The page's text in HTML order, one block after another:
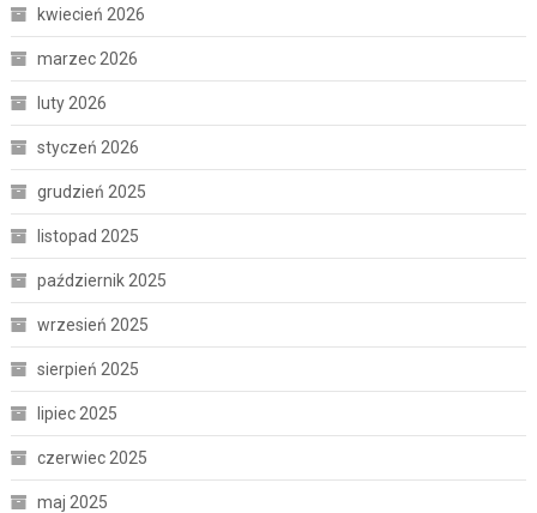
kwiecień 2026
marzec 2026
luty 2026
styczeń 2026
grudzień 2025
listopad 2025
październik 2025
wrzesień 2025
sierpień 2025
lipiec 2025
czerwiec 2025
maj 2025